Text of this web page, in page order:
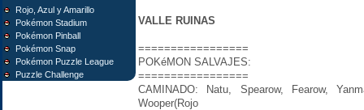
Rojo, Azul y Amarillo
Pokémon Stadium
Pokémon Pinball
Pokémon Snap
Pokémon Puzzle League
Puzzle Challenge
VALLE RUINAS
=================
POKéMON SALVAJES:
=================
CAMINADO: Natu, Spearow, Fearow,
Wooper(Rojo